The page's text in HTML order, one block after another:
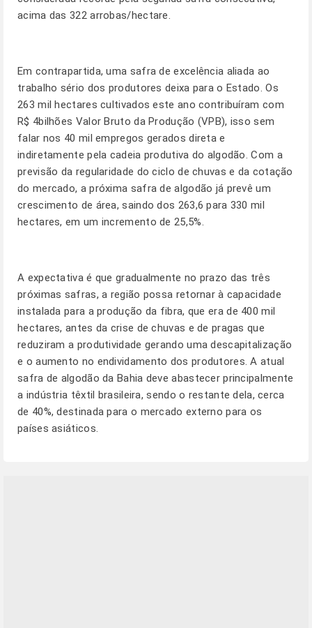
acima das 322 arrobas/hectare.
Em contrapartida, uma safra de excelência aliada ao
trabalho sério dos produtores deixa para o Estado. Os
263 mil hectares cultivados este ano contribuíram com
R$ 4bilhões Valor Bruto da Produção (VPB), isso sem
falar nos 40 mil empregos gerados direta e
indiretamente pela cadeia produtiva do algodão. Com a
previsão da regularidade do ciclo de chuvas e da cotação
do mercado, a próxima safra de algodão já prevê um
crescimento de área, saindo dos 263,6 para 330 mil
hectares, em um incremento de 25,5%.
A expectativa é que gradualmente no prazo das três
próximas safras, a região possa retornar à capacidade
instalada para a produção da fibra, que era de 400 mil
hectares, antes da crise de chuvas e de pragas que
reduziram a produtividade gerando uma descapitalização
e o aumento no endividamento dos produtores. A atual
safra de algodão da Bahia deve abastecer principalmente
a indústria têxtil brasileira, sendo o restante dela, cerca
de 40%, destinada para o mercado externo para os
países asiáticos.